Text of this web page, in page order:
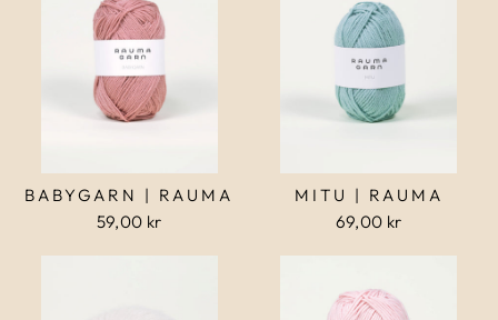
BABYGARN | RAUMA
59,00 kr
MITU | RAUMA
69,00 kr